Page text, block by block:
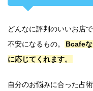
どんなに評判のいいお店
不安になるもの。
Bcafe
に応じてくれます。
自分のお悩みに合った占